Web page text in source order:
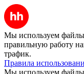
Мы используем файлы
правильную работу
трафик.
Правила
Мы используем